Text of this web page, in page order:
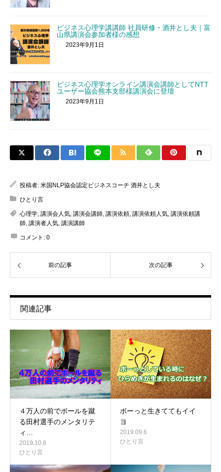
ビジネス心理学講講師 社員研修・酒井とし夫｜富
山県講演会参加者様の感想
2023年9月1日
ビジネス心理学オンライン講演会講師としてNTT
ユーザー協会熊本支部様講演会に登壇
2023年9月1日
投稿者: 米国NLP協会認定ビジネスコーチ 酒井とし夫
ひとり言
心理学, 講演会人気, 講演会講師, 講演依頼, 講演依頼人気, 講演依頼講
師, 講演者人気, 講演講師
コメント: 0
前の記事 次の記事
関連記事
４万人の前でボールを蹴
る田村選手のメンタリテ
ィ…
2019.10.8
ひとり言
ボーっと生きててもイイ
ヨ
2019.09.6
ひとり言